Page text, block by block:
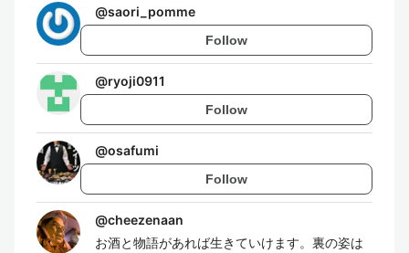
@saori_pomme
Follow
@ryoji0911
Follow
@osafumi
Follow
@cheezenaan
お酒と物語があれば生きていけます。裏の姿は